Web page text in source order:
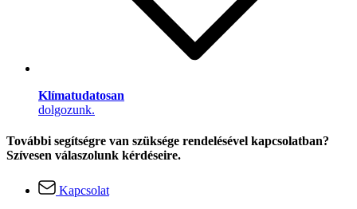
Klímatudatosan
dolgozunk.
További segítségre van szüksége rendelésével kapcsolatban?
Szívesen válaszolunk kérdéseire.
Kapcsolat